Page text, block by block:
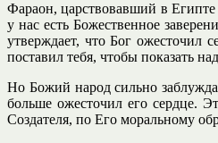
Фараон, царствовавший в
у нас есть Божественное
утверждает, что Бог ожесточил
поставил тебя, чтобы показать
Но Божий народ сильно
больше ожесточил его сердце.
Создателя, по Его моральному